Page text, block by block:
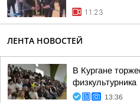
11:23
ЛЕНТА НОВОСТЕЙ
В Кургане
физкультурника
13:36